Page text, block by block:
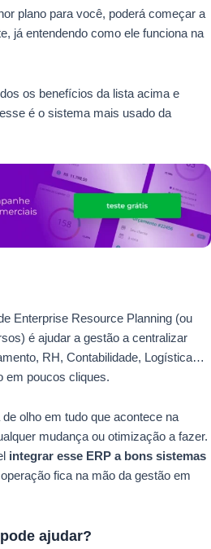
plano para você, poderá começar a
já entendendo como ele funciona na
os benefícios da lista acima e
é o sistema mais usado da
Enterprise Resource Planning (ou
é ajudar a gestão a centralizar
RH, Contabilidade, Logística…
em poucos cliques.
olho em tudo que acontece na
mudança ou otimização a fazer.
integrar esse ERP a bons sistemas
fica na mão da gestão em
ajudar?